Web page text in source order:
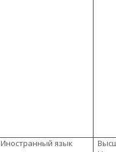
Иностранный язык